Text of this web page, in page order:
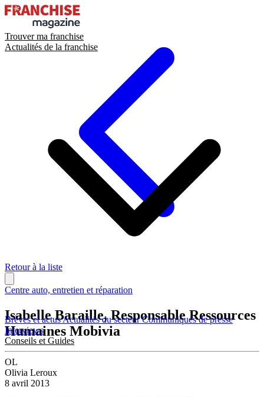
Trouver ma franchise
Actualités de la franchise
Brèves et actusActualités du secteurCommuniqués de presse
Interviews
Conseils et Guides
Retour à la liste
Centre auto, entretien et réparation
Isabelle Baraille, Responsable Ressources
Humaines Mobivia
OL
Olivia Leroux
8 avril 2013